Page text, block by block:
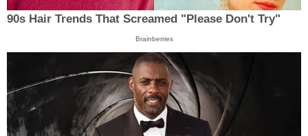
90s Hair Trends That Screamed "Please Don't Try"
Brainberries